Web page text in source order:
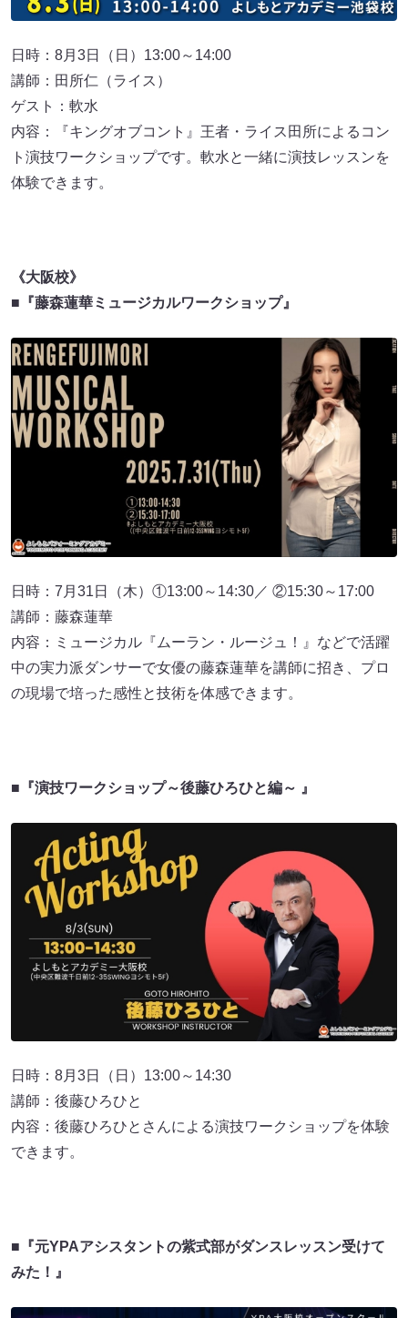
日時：8月3日（日）13:00～14:00
講師：田所仁（ライス）
ゲスト：軟水
内容：『キングオブコント』王者・ライス田所によるコン
ト演技ワークショップです。軟水と一緒に演技レッスンを
体験できます。
《大阪校》
■『藤森蓮華ミュージカルワークショップ』
日時：7月31日（木）①13:00～14:30／ ②15:30～17:00
講師：藤森蓮華
内容：ミュージカル『ムーラン・ルージュ！』などで活躍
中の実力派ダンサーで女優の藤森蓮華を講師に招き、プロ
の現場で培った感性と技術を体感できます。
■『演技ワークショップ～後藤ひろひと編～ 』
日時：8月3日（日）13:00～14:30
講師：後藤ひろひと
内容：後藤ひろひとさんによる演技ワークショップを体験
できます。
■『元YPAアシスタントの紫式部がダンスレッスン受けて
みた！』